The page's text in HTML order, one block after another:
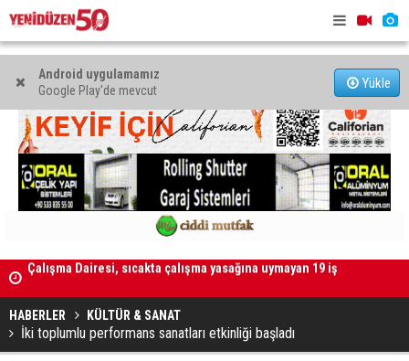
Android uygulamamız
Google Play'de mevcut
Yükle
iş Grup Ezman’dan Girne’de türkü gecesi
HABERLER KÜLTÜR & SANAT
İki toplumlu performans sanatları etkinliği başladı